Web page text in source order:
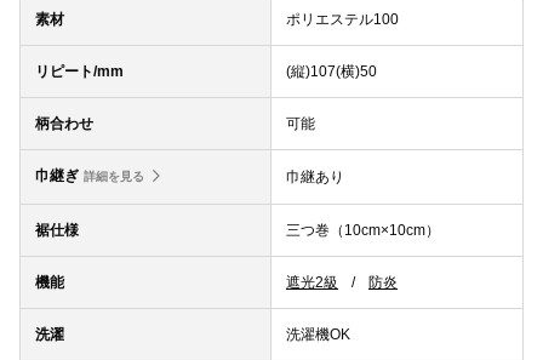
素材 ポリエステル100
リピート/mm (縦)107(横)50
柄合わせ 可能
巾継ぎ 詳細を見る 巾継あり
裾仕様 三つ巻（10cm×10cm）
機能 遮光2級 防炎
洗濯 洗濯機OK